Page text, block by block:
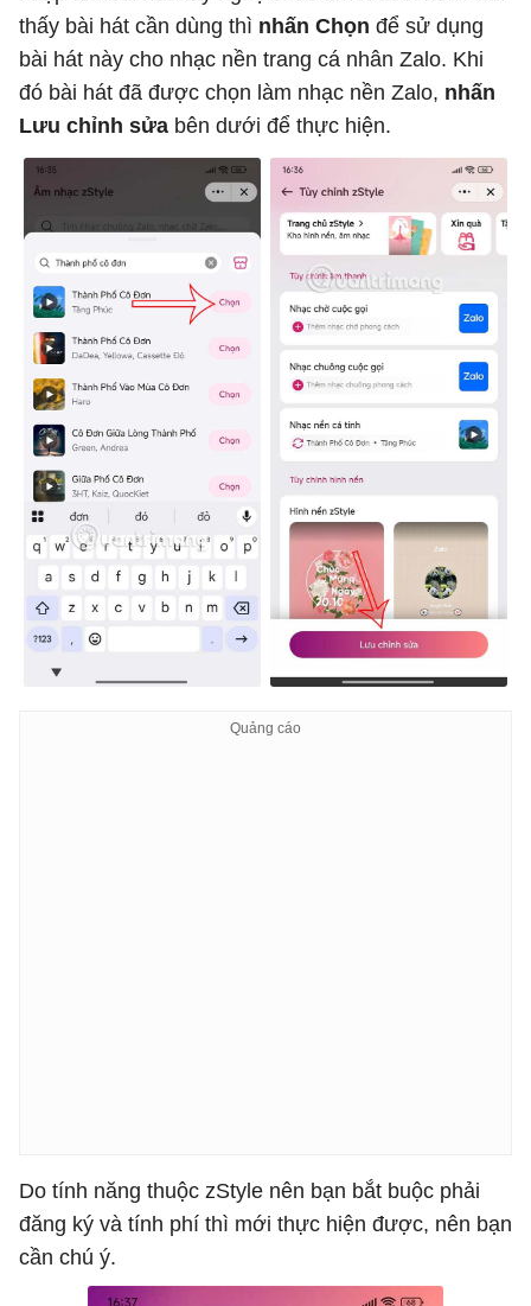
thấy bài hát cần dùng thì nhấn Chọn để sử dụng
bài hát này cho nhạc nền trang cá nhân Zalo. Khi
đó bài hát đã được chọn làm nhạc nền Zalo, nhấn
Lưu chỉnh sửa bên dưới để thực hiện.
Do tính năng thuộc zStyle nên bạn bắt buộc phải
đăng ký và tính phí thì mới thực hiện được, nên bạn
cần chú ý.